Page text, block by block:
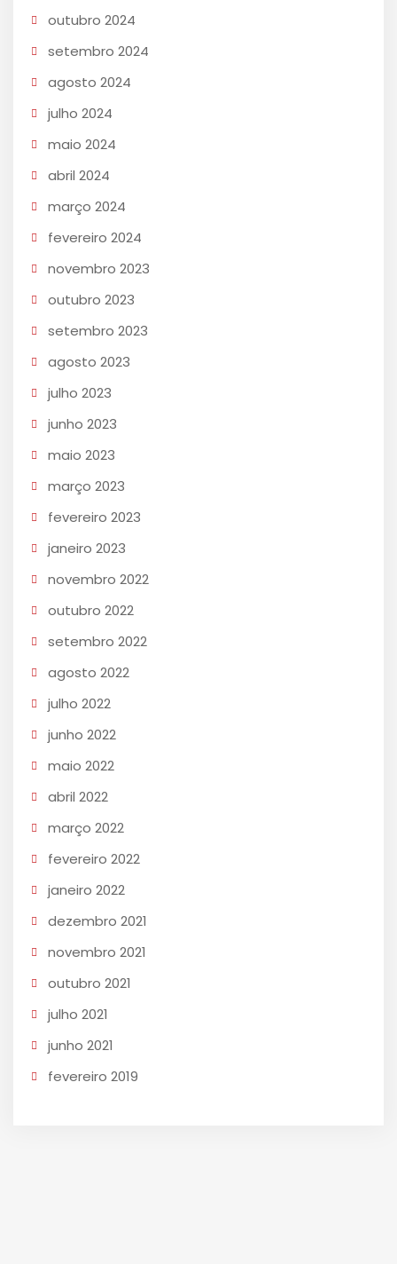
outubro 2024
setembro 2024
agosto 2024
julho 2024
maio 2024
abril 2024
março 2024
fevereiro 2024
novembro 2023
outubro 2023
setembro 2023
agosto 2023
julho 2023
junho 2023
maio 2023
março 2023
fevereiro 2023
janeiro 2023
novembro 2022
outubro 2022
setembro 2022
agosto 2022
julho 2022
junho 2022
maio 2022
abril 2022
março 2022
fevereiro 2022
janeiro 2022
dezembro 2021
novembro 2021
outubro 2021
julho 2021
junho 2021
fevereiro 2019